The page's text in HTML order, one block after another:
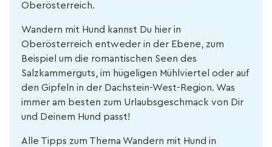
Oberösterreich.
Wandern mit Hund kannst Du hier in
Oberösterreich entweder in der Ebene, zum
Beispiel um die romantischen Seen des
Salzkammerguts, im hügeligen Mühlviertel oder auf
den Gipfeln in der Dachstein-West-Region. Was
immer am besten zum Urlaubsgeschmack von Dir
und Deinem Hund passt!
Alle Tipps zum Thema Wandern mit Hund in